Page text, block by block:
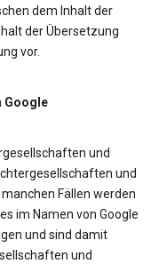
dem Inhalt der
der Übersetzung
vor.
Google
und
und
Fällen werden
im Namen von Google
und sind damit
und